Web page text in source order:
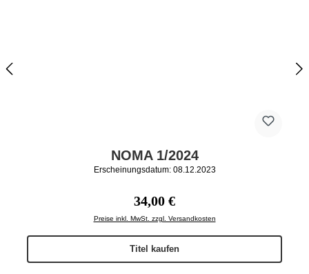
NOMA 1/2024
Erscheinungsdatum: 08.12.2023
Regulärer Preis:
34,00 €
Preise inkl. MwSt. zzgl. Versandkosten
Titel kaufen